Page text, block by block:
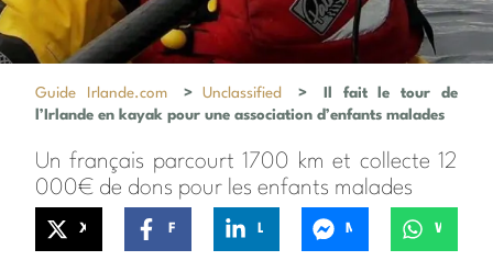
Guide Irlande.com >Unclassified >
Il fait le tour de
l’Irlande en kayak pour une association d’enfants malades
Un français parcourt 1700 km et collecte 12
000€ de dons pour les enfants malades